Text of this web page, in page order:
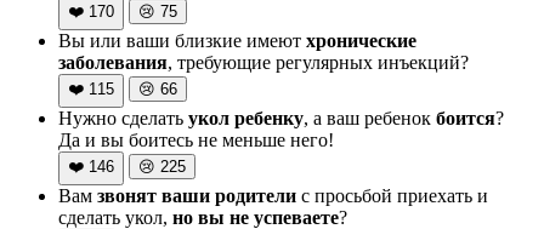
❤️ 170 😢 75
Вы или ваши близкие имеют хронические
заболевания, требующие регулярных инъекций?
❤️ 115 😢 66
Нужно сделать укол ребенку, а ваш ребенок боится?
Да и вы боитесь не меньше него!
❤️ 146 😢 225
Вам звонят ваши родители с просьбой приехать и
сделать укол, но вы не успеваете?